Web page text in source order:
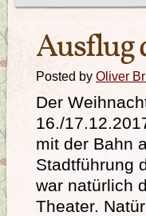
Ausflug
Posted by Oliver
Der
16./
mit der Bahn
Stadtführung
war natürlich
Theater.